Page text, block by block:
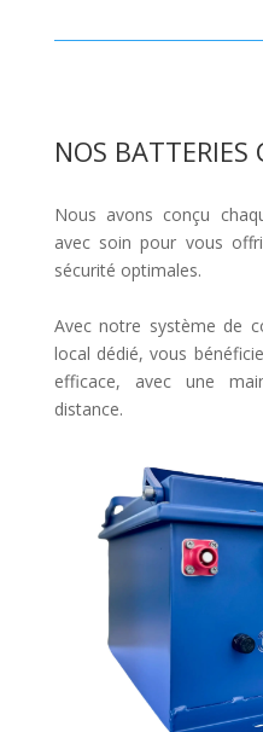
NOS BATTERIES
Nous avons conçu
avec soin pour vous
sécurité optimales.
Avec notre système de
local dédié, vous
efficace, avec une
distance.